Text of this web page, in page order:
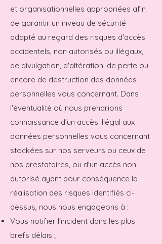
et organisationnelles appropriées afin
de garantir un niveau de sécurité
adapté au regard des risques d'accès
accidentels, non autorisés ou illégaux,
de divulgation, d'altération, de perte ou
encore de destruction des données
personnelles vous concernant. Dans
l'éventualité où nous prendrions
connaissance d'un accès illégal aux
données personnelles vous concernant
stockées sur nos serveurs ou ceux de
nos prestataires, ou d'un accès non
autorisé ayant pour conséquence la
réalisation des risques identifiés ci-
dessus, nous nous engageons à :
Vous notifier l'incident dans les plus
brefs délais ;